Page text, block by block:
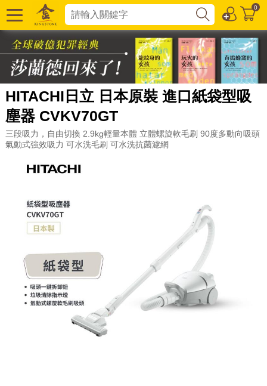
0
HITACHI日立 日本原裝 進口紙袋型吸
塵器 CVKV70GT
三段吸力，自由切換 2.9kg輕量本體 立體螺旋軟毛刷 90度多動向吸頭
氣動式強效吸力 可水洗毛刷 可水洗抗菌濾網